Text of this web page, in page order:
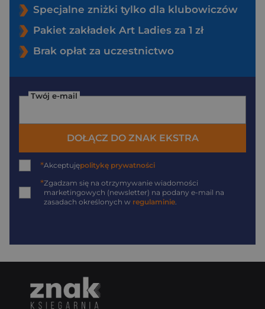
Specjalne zniżki tylko dla klubowiczów
Pakiet zakładek Art Ladies za 1 zł
Brak opłat za uczestnictwo
Twój e-mail
DOŁĄCZ DO ZNAK EKSTRA
*Akceptujępolitykę prywatności
*Zgadzam się na otrzymywanie wiadomości
marketingowych (newsletter) na podany e-mail na
zasadach określonych w regulaminie.